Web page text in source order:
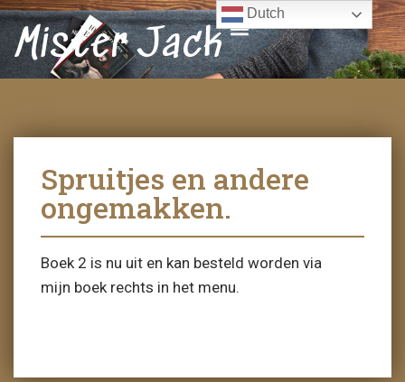
Mister Jack
Spruitjes en andere
ongemakken.
Boek 2 is nu uit en kan besteld worden via
mijn boek rechts in het menu.
Dutch